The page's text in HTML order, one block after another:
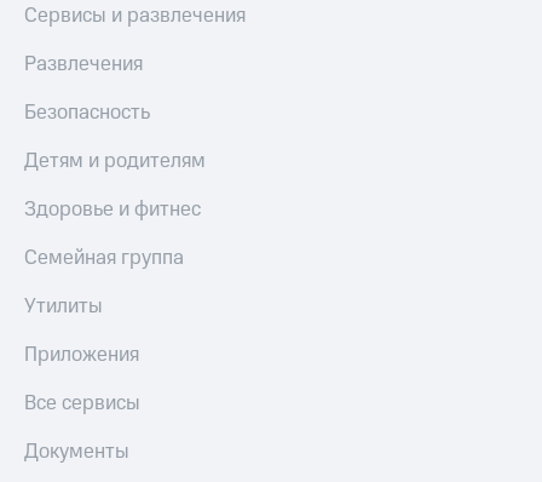
Сервисы и развлечения
Развлечения
Безопасность
Детям и родителям
Здоровье и фитнес
Семейная группа
Утилиты
Приложения
Все сервисы
Документы